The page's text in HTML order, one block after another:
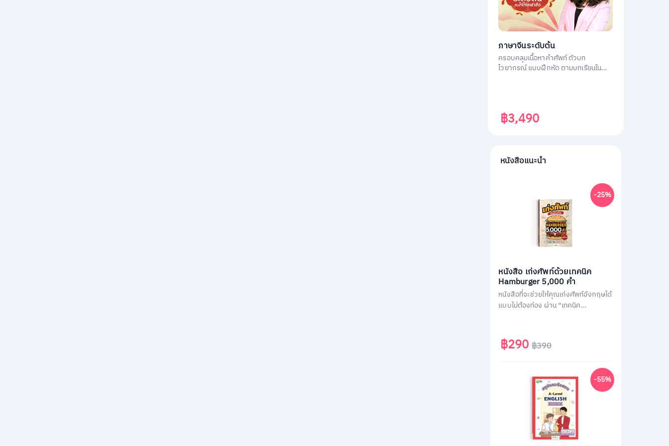
ภาษาจีนระดับต้น
ครอบคลุมเนื้อหาคำศัพท์ ตัวบท
ไวยากรณ์ แบบฝึกหัด ตามบทเรียนใน
฿3,490
หนังสือแนะนำ
หนังสือ เก่งศัพท์ด้วยเทคนิค
Hamburger 5,000 คำ
หนังสือที่จะช่วยให้คุณเก่งศัพท์อังกฤษได้
แบบไม่ต้องท่อง ผ่าน “เทคนิค
คนพื้นฐานน้อยและคนไม่ชอบท่องจำ ให้
กลายเป็นคนพูดอังกฤษคล่อง
-25%
฿290฿390
-55%